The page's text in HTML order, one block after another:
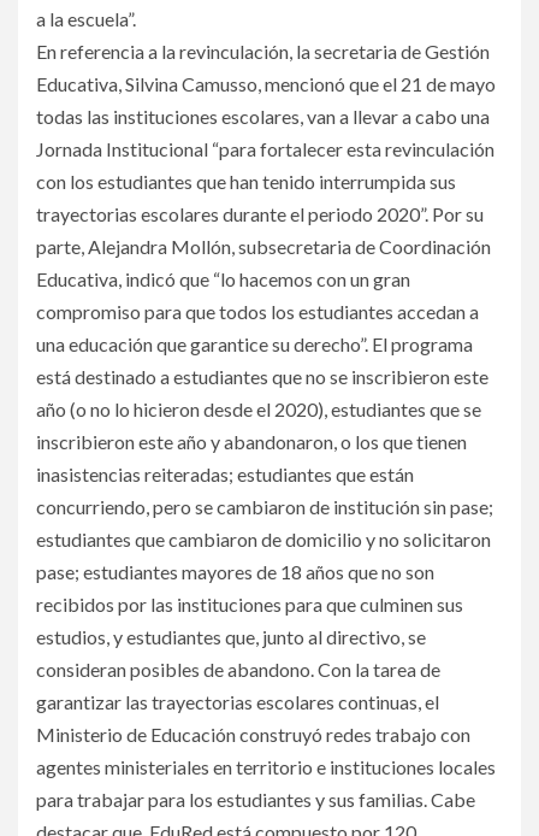
a la escuela”.
En referencia a la revinculación, la secretaria de Gestión
Educativa, Silvina Camusso, mencionó que el 21 de mayo
todas las instituciones escolares, van a llevar a cabo una
Jornada Institucional “para fortalecer esta revinculación
con los estudiantes que han tenido interrumpida sus
trayectorias escolares durante el periodo 2020”. Por su
parte, Alejandra Mollón, subsecretaria de Coordinación
Educativa, indicó que “lo hacemos con un gran
compromiso para que todos los estudiantes accedan a
una educación que garantice su derecho”. El programa
está destinado a estudiantes que no se inscribieron este
año (o no lo hicieron desde el 2020), estudiantes que se
inscribieron este año y abandonaron, o los que tienen
inasistencias reiteradas; estudiantes que están
concurriendo, pero se cambiaron de institución sin pase;
estudiantes que cambiaron de domicilio y no solicitaron
pase; estudiantes mayores de 18 años que no son
recibidos por las instituciones para que culminen sus
estudios, y estudiantes que, junto al directivo, se
consideran posibles de abandono. Con la tarea de
garantizar las trayectorias escolares continuas, el
Ministerio de Educación construyó redes trabajo con
agentes ministeriales en territorio e instituciones locales
para trabajar para los estudiantes y sus familias. Cabe